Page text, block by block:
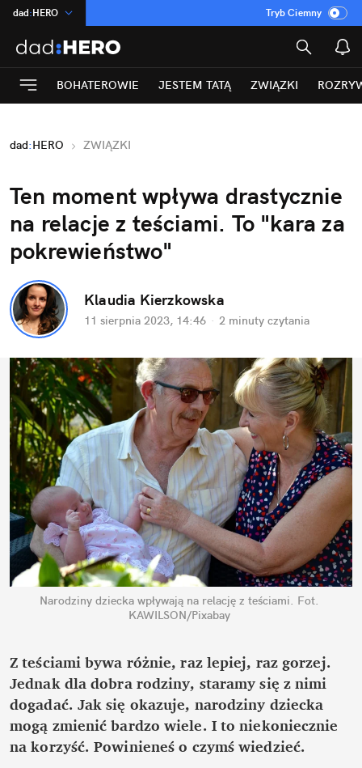
dad:HERO
:Temat
INN:Poland
ASZ:dziennik
Rozrywka
Tryb Ciemny
BOHATEROWIE JESTEM TATĄ ZWIĄZKI
dad:HERO ZWIĄZKI
Ten moment wpływa drastycznie
na relacje z teściami. To "kara za
pokrewieństwo"
Klaudia Kierzkowska
11 sierpnia 2023, 14:46 · 2 minuty czytania
Narodziny dziecka wpływają na relację z teściami.
Fot.
KAWILSON/Pixabay
Z teściami bywa różnie, raz lepiej, raz gorzej.
Jednak dla dobra rodziny, staramy się z nimi
dogadać. Jak się okazuje, narodziny dziecka
mogą zmienić bardzo wiele. I to niekoniecznie
na korzyść. Powinieneś o czymś wiedzieć.